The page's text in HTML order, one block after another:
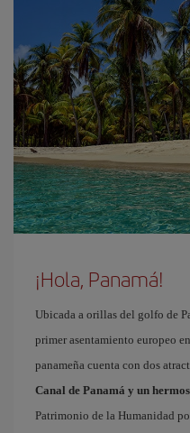
¡Hola, Panamá!
Ubicada a orillas del golfo de
primer asentamiento europeo
panameña cuenta con dos
Canal de Panamá y un
Patrimonio de la Humanidad